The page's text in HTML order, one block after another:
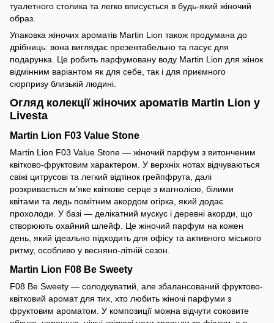
туалетного столика та легко вписується в будь-який жіночий
образ.
Упаковка жіночих ароматів Martin Lion також продумана до
дрібниць: вона виглядає презентабельно та пасує для
подарунка. Це робить парфумовану воду Martin Lion для жінок
відмінним варіантом як для себе, так і для приємного
сюрпризу близькій людині.
Огляд колекції жіночих ароматів Martin Lion у
Livesta
Martin Lion F03 Value Stone
Martin Lion F03 Value Stone — жіночий парфум з витонченим
квітково-фруктовим характером. У верхніх нотах відчуваються
свіжі цитрусові та легкий відтінок грейпфрута, далі
розкривається м’яке квіткове серце з магнолією, білими
квітами та ледь помітним акордом огірка, який додає
прохолоди. У базі — делікатний мускус і деревні акорди, що
створюють охайний шлейф. Це жіночий парфум на кожен
день, який ідеально підходить для офісу та активного міського
ритму, особливо у весняно-літній сезон.
Martin Lion F08 Be Sweety
F08 Be Sweety — солодкуватий, але збалансований фруктово-
квітковий аромат для тих, хто любить жіночі парфуми з
фруктовим ароматом. У композиції можна відчути соковите